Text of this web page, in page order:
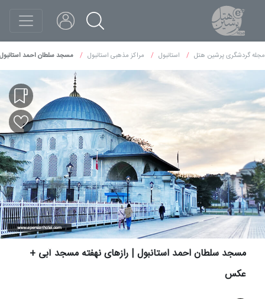
مجله گردشگری پرشین هتل استانبول مراکز مذهبی استانبول مسجد سلطان احمد
مسجد سلطان احمد استانبول | رازهای نهفته مسجد آبی +
عکس